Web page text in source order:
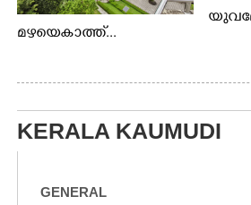
മഴയെകാത്ത്...
KERALA KAUMUDI
GENERAL